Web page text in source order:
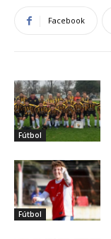
Facebook
Fútbol
Fútbol